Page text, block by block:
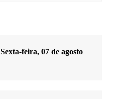
Sexta-feira, 07 de agosto